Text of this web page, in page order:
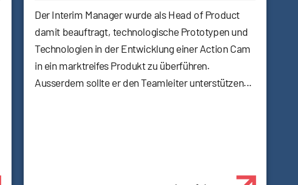
Der Interim Manager wurde als Head of Product
damit beauftragt, technologische Prototypen und
Technologien in der Entwicklung einer Action Cam
in ein marktreifes Produkt zu überführen.
Ausserdem sollte er den Teamleiter unterstützen...